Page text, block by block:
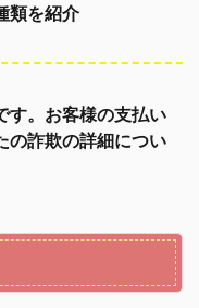
類を紹介
す。お客様の支払い
の詐欺の詳細につい